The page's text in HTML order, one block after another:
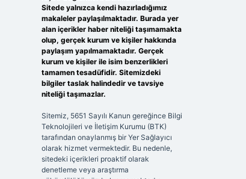
Sitede yalnızca kendi hazırladığımız
makaleler paylaşılmaktadır. Burada yer
alan içerikler haber niteliği taşımamakta
olup, gerçek kurum ve kişiler hakkında
paylaşım yapılmamaktadır. Gerçek
kurum ve kişiler ile isim benzerlikleri
tamamen tesadüfidir. Sitemizdeki
bilgiler taslak halindedir ve tavsiye
niteliği taşımazlar.
Sitemiz, 5651 Sayılı Kanun gereğince Bilgi
Teknolojileri ve İletişim Kurumu (BTK)
tarafından onaylanmış bir Yer Sağlayıcı
olarak hizmet vermektedir. Bu nedenle,
sitedeki içerikleri proaktif olarak
denetleme veya araştırma